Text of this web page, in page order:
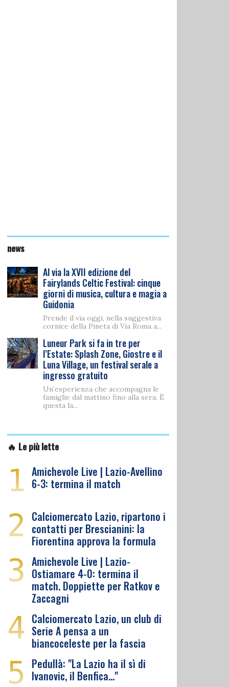
news
Al via la XVII edizione del
Fairylands Celtic Festival: cinque
giorni di musica, cultura e magia a
Guidonia
Prende il via oggi, nella suggestiva
cornice della Pineta di Via Roma a...
Luneur Park si fa in tre per
l’Estate: Splash Zone, Giostre e il
Luna Village, un festival serale a
ingresso gratuito
Un’esperienza che accompagna le
famiglie dal mattino fino alla sera. È
questa la...
🔥 Le più lette
1 Amichevole Live | Lazio-Avellino
6-3: termina il match
2 Calciomercato Lazio, ripartono i
contatti per Brescianini: la
Fiorentina approva la formula
3 Amichevole Live | Lazio-
Ostiamare 4-0: termina il
match. Doppiette per Ratkov e
Zaccagni
4 Calciomercato Lazio, un club di
Serie A pensa a un
biancoceleste per la fascia
5 Pedullà: "La Lazio ha il sì di
Ivanovic, il Benfica…"